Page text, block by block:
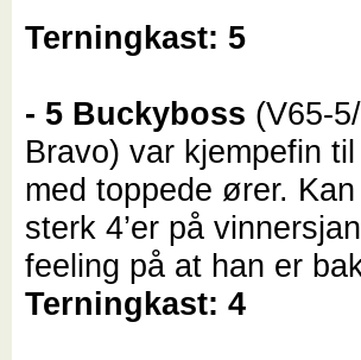
Terningkast: 5
- 5 Buckyboss (V65-
Bravo) var kjempefin
med toppede ører.
sterk 4’er på
feeling på at han er
Terningkast: 4